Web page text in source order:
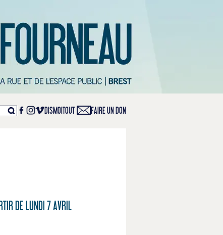
DISMOITOUT FAIRE UN DON
DE LUNDI 7 AVRIL